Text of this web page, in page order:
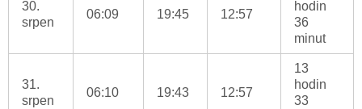
30.
srpen
06:09 19:45 12:57
hodin
36
minut
31.
srpen
06:10 19:43 12:57
13
hodin
33